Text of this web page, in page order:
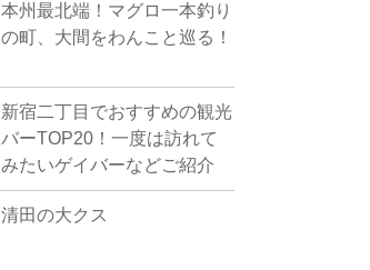
本州最北端！マグロ一本釣り
の町、大間をわんこと巡る！
新宿二丁目でおすすめの観光
バーTOP20！一度は訪れて
みたいゲイバーなどご紹介
清田の大クス